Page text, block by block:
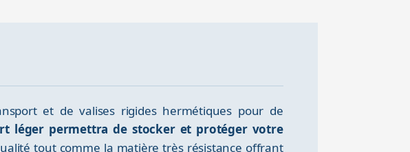
et de valises rigides hermétiques pour de
léger permettra de stocker et protéger votre
tout comme la matière très résistance offrant